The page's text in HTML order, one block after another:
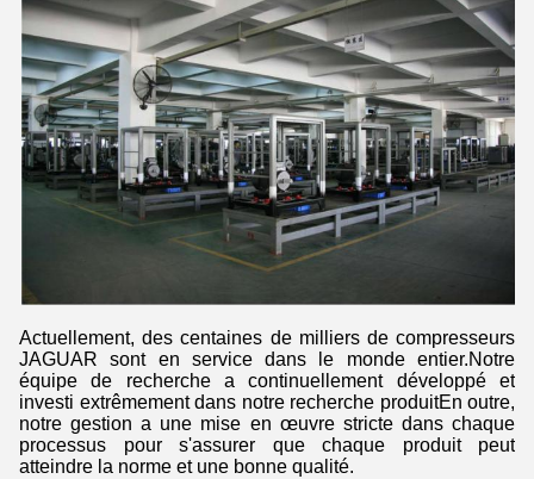
Actuellement, des centaines de milliers de compresseurs
JAGUAR sont en service dans le monde entier.Notre
équipe de recherche a continuellement développé et
investi extrêmement dans notre recherche produitEn outre,
notre gestion a une mise en œuvre stricte dans chaque
processus pour s'assurer que chaque produit peut
atteindre la norme et une bonne qualité.